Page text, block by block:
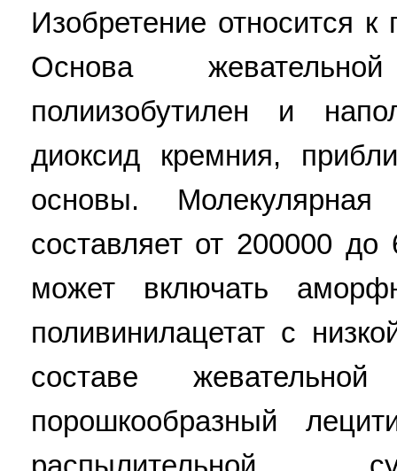
Изобретение относится
Основа
полиизобутилен и
диоксид кремния,
основы. Молекулярная
составляет от 200000
может включать
поливинилацетат с
составе
порошкообразный